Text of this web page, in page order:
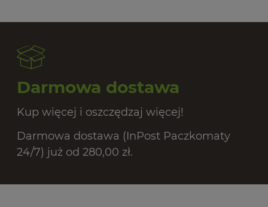
Darmowa dostawa
Kup więcej i oszczędzaj więcej!
Darmowa dostawa (InPost Paczkomaty
24/7) już od 280,00 zł.